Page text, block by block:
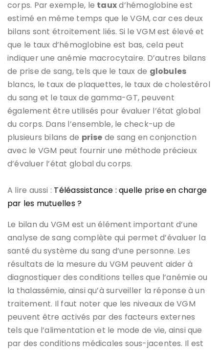
corps. Par exemple, le tauxd’hémoglobine est
estimé en même temps que le VGM, car ces deux
bilans sont étroitement liés. Si le VGM est élevé et
que le taux d’hémoglobine est bas, cela peut
indiquer une anémie macrocytaire. D’autres bilans
de prise de sang, tels que le taux de globules
blancs, le taux de plaquettes, le taux de cholestérol
du sang et le taux de gamma-GT, peuvent
également être utilisés pour évaluer l’état global
du corps. Dans l’ensemble, le check-up de
plusieurs bilans de prise de sang en conjonction
avec le VGM peut fournir une méthode précieux
d’évaluer l’état global du corps.
A lire aussi : Téléassistance : quelle prise en charge
par les mutuelles ?
Le bilan du VGM est un élément important d’une
analyse de sang complète qui permet d’évaluer la
santé du système du sang d’une personne. Les
résultats de la mesure du VGM peuvent aider à
diagnostiquer des conditions telles que l’anémie ou
la thalassémie, ainsi qu’à surveiller la réponse à un
traitement. Il faut noter que les niveaux de VGM
peuvent être activés par des facteurs externes
tels que l’alimentation et le mode de vie, ainsi que
par des conditions médicales sous-jacentes. Il est